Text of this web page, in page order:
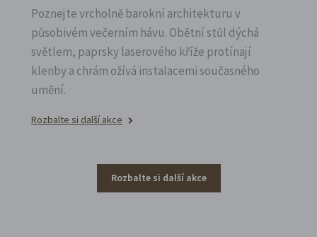
Poznejte vrcholně barokní architekturu v
působivém večerním hávu. Obětní stůl dýchá
světlem, paprsky laserového kříže protínají
klenby a chrám ožívá instalacemi současného
umění.
Rozbalte si další akce
Rozbalte si další akce